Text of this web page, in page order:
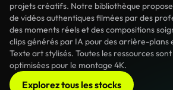
projets créatifs. Notre bibliothèque
de vidéos authentiques filmées par des
des moments réels et des compositions
clips générés par IA pour des arrière-plans
Texte art stylisés. Toutes les ressources
optimisées pour le montage 4K.
Explorez tous les stocks